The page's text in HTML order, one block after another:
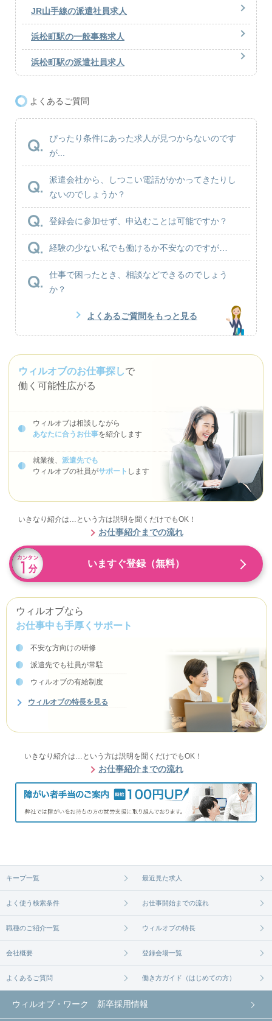
JR山手線の派遣社員求人
浜松町駅の一般事務求人
浜松町駅の派遣社員求人
よくあるご質問
ぴったり条件にあった求人が見つからないのです
が...
派遣会社から、しつこい電話がかかってきたりし
ないのでしょうか？
登録会に参加せず、申込むことは可能ですか？
経験の少ない私でも働けるか不安なのですが…
仕事で困ったとき、相談などできるのでしょう
か？
よくあるご質問をもっと見る
ウィルオブのお仕事探しで
働く可能性広がる
ウィルオブは相談しながら
あなたに合うお仕事を紹介します
就業後、 派遣先でも
ウィルオブの社員がサポート します
いきなり紹介は…という方は説明を聞くだけでもOK！
お仕事紹介までの流れ
いますぐ登録（無料）
ウィルオブなら
お仕事中も手厚くサポート
不安な方向けの研修
派遣先でも社員が常駐
ウィルオブの有給制度
ウィルオブの特長を見る
いきなり紹介は…という方は説明を聞くだけでもOK！
お仕事紹介までの流れ
キープ一覧 最近見た求人
よく使う検索条件 お仕事開始までの流れ
職種のご紹介一覧 ウィルオブの特長
会社概要 登録会場一覧
よくあるご質問 働き方ガイド（はじめての方）
ウィルオブ・ワーク 新卒採用情報